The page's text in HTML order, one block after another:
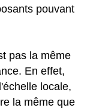
pouvant
pas la même
En effet,
locale,
la même que